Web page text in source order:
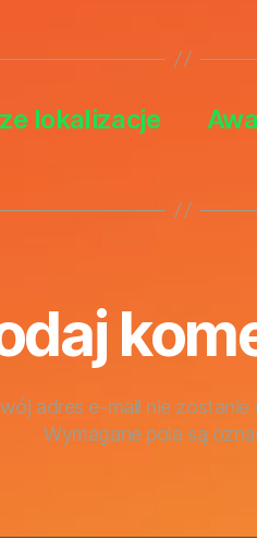
lokalizacje
adres e-mail nie zostanie
Wymagane pola są